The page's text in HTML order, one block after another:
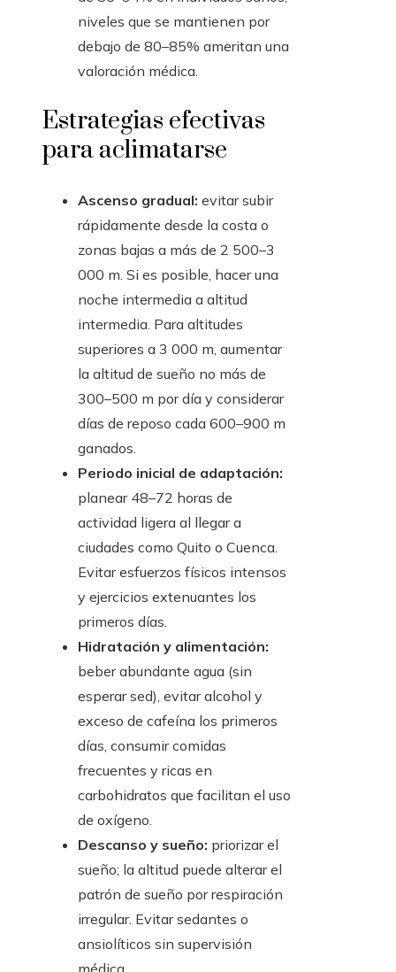
niveles que se mantienen por
debajo de 80–85% ameritan una
valoración médica.
Estrategias efectivas
para aclimatarse
Ascenso gradual: evitar subir
rápidamente desde la costa o
zonas bajas a más de 2 500–3
000 m. Si es posible, hacer una
noche intermedia a altitud
intermedia. Para altitudes
superiores a 3 000 m, aumentar
la altitud de sueño no más de
300–500 m por día y considerar
días de reposo cada 600–900 m
ganados.
Periodo inicial de adaptación:
planear 48–72 horas de
actividad ligera al llegar a
ciudades como Quito o Cuenca.
Evitar esfuerzos físicos intensos
y ejercicios extenuantes los
primeros días.
Hidratación y alimentación:
beber abundante agua (sin
esperar sed), evitar alcohol y
exceso de cafeína los primeros
días, consumir comidas
frecuentes y ricas en
carbohidratos que facilitan el uso
de oxígeno.
Descanso y sueño: priorizar el
sueño; la altitud puede alterar el
patrón de sueño por respiración
irregular. Evitar sedantes o
ansiolíticos sin supervisión